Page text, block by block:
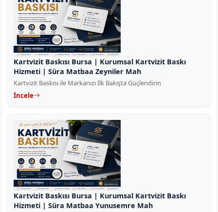
Kartvizit Baskısı Bursa | Kurumsal Kartvizit Baskı
Hizmeti | Süra Matbaa Zeyniler Mah
Kartvizit Baskısı ile Markanızı İlk Bakışta Güçlendirin
İncele
Kartvizit Baskısı Bursa | Kurumsal Kartvizit Baskı
Hizmeti | Süra Matbaa Yunusemre Mah